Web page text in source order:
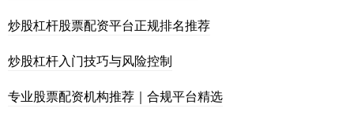
炒股杠杆股票配资平台正规排名推荐
炒股杠杆入门技巧与风险控制
专业股票配资机构推荐｜合规平台精选